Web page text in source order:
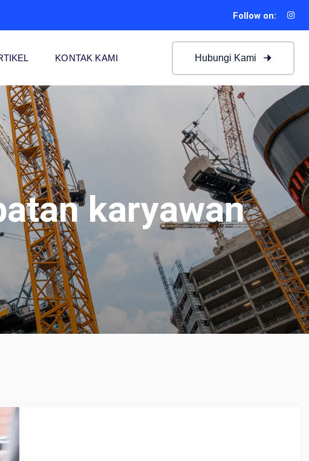
Follow on:
KONTAK KAMI Hubungi Kami
karyawan